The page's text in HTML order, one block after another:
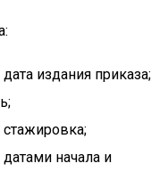
издания приказа;
стажировка;
начала и